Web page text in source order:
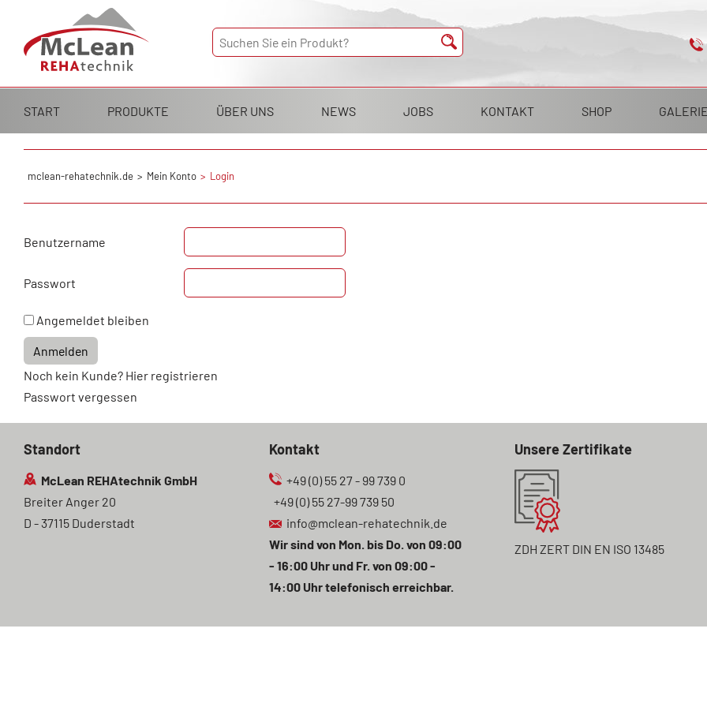
Navigation
überspringen
START PRODUKTE ÜBER UNS NEWS JOBS KONTAKT SHOP GALERIE
mclean-rehatechnik.de Mein Konto Login
Benutzername
Passwort
Angemeldet bleiben
Anmelden
Noch kein Kunde? Hier registrieren
Passwort vergessen
Standort
McLean REHAtechnik GmbH
Breiter Anger 20
D - 37115 Duderstadt
Kontakt
+49 (0) 55 27 - 99 739 0
+49 (0) 55 27-99 739 50
info@mclean-rehatechnik.de
Wir sind von Mon. bis Do. von 09:00
- 16:00 Uhr und Fr. von 09:00 -
14:00 Uhr telefonisch erreichbar.
Unsere Zertifikate
ZDH ZERT DIN EN ISO 13485